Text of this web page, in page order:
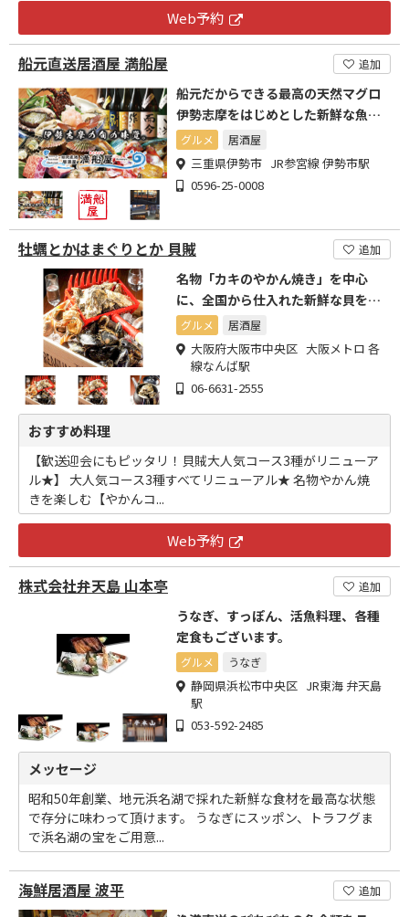
Web予約
船元直送居酒屋 満船屋 追加
船元だからできる最高の天然マグロ
伊勢志摩をはじめとした新鮮な魚介
類をぜひご賞味ください
グルメ 居酒屋
三重県伊勢市 JR参宮線 伊勢市駅
0596-25-0008
牡蠣とかはまぐりとか 貝賊 追加
名物「カキのやかん焼き」を中心
に、全国から仕入れた新鮮な貝をご
用意してお待ちしております
グルメ 居酒屋
大阪府大阪市中央区 大阪メトロ 各
線なんば駅
06-6631-2555
おすすめ料理
【歓送迎会にもピッタリ！貝賊大人気コース3種がリニューア
ル★】 大人気コース3種すべてリニューアル★ 名物やかん焼
きを楽しむ【やかんコ...
Web予約
株式会社弁天島 山本亭 追加
うなぎ、すっぽん、活魚料理、各種
定食もございます。
グルメ うなぎ
静岡県浜松市中央区 JR東海 弁天島
駅
053-592-2485
メッセージ
昭和50年創業、地元浜名湖で採れた新鮮な食材を最高な状態
で存分に味わって頂けます。 うなぎにスッポン、トラフグま
で浜名湖の宝をご用意...
海鮮居酒屋 波平 追加